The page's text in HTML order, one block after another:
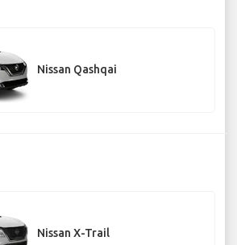
Nissan Qashqai
Nissan X-Trail